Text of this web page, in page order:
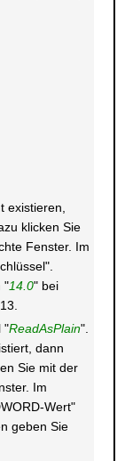
existieren,
klicken Sie
Fenster. Im
"14.0" bei
"ReadAsPlain".
dann
Sie mit der
Im
Wert"
geben Sie